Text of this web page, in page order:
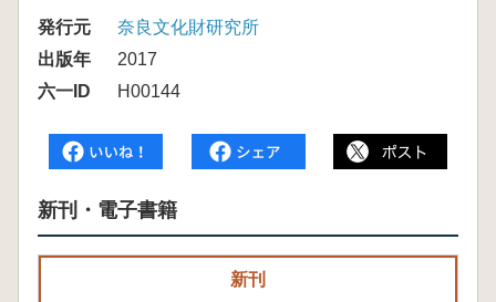
発行元
奈良文化財研究所
出版年
2017
六一ID
H00144
新刊・電子書籍
新刊